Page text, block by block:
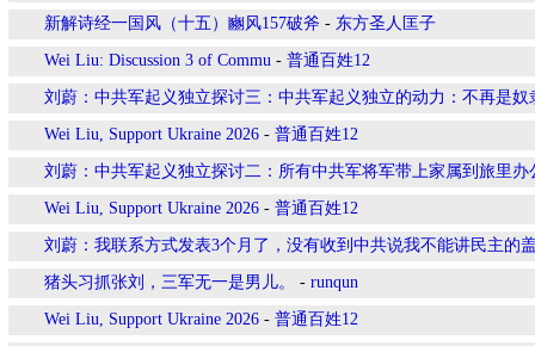
新解诗经一国风（十五）豳风157破斧 - 东方圣人匡子
Wei Liu: Discussion 3 of Commu - 普通百姓12
刘蔚：中共军起义独立探讨三：中共军起义独立的动力：不再是奴
Wei Liu, Support Ukraine 2026 - 普通百姓12
刘蔚：中共军起义独立探讨二：所有中共军将军带上家属到旅里办
Wei Liu, Support Ukraine 2026 - 普通百姓12
刘蔚：我联系方式发表3个月了，没有收到中共说我不能讲民主的
猪头习抓张刘，三军无一是男儿。 - runqun
Wei Liu, Support Ukraine 2026 - 普通百姓12